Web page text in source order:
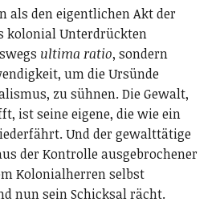
als den eigentlichen Akt der
kolonial Unterdrückten
ultima ratio, sondern
um die Ursünde
zu sühnen. Die Gewalt,
ist seine eigene, die wie ein
Und der gewalttätige
der Kontrolle ausgebrochener
Kolonialherren selbst
nun sein Schicksal rächt.